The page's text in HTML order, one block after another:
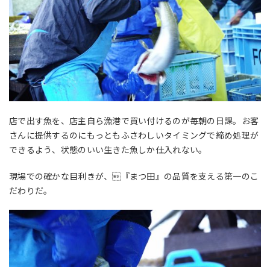
店で出す魚を、店主自ら漁港で買い付けるのが毎朝の日課。お客
さんに提供するのにもっともふさわしいタイミングで締め処理が
できるよう、状態のいい生きた魚しか仕入れない。
現場での確かな目利きが、『まつ田』の品質を支える第一のこ
だわりだ。